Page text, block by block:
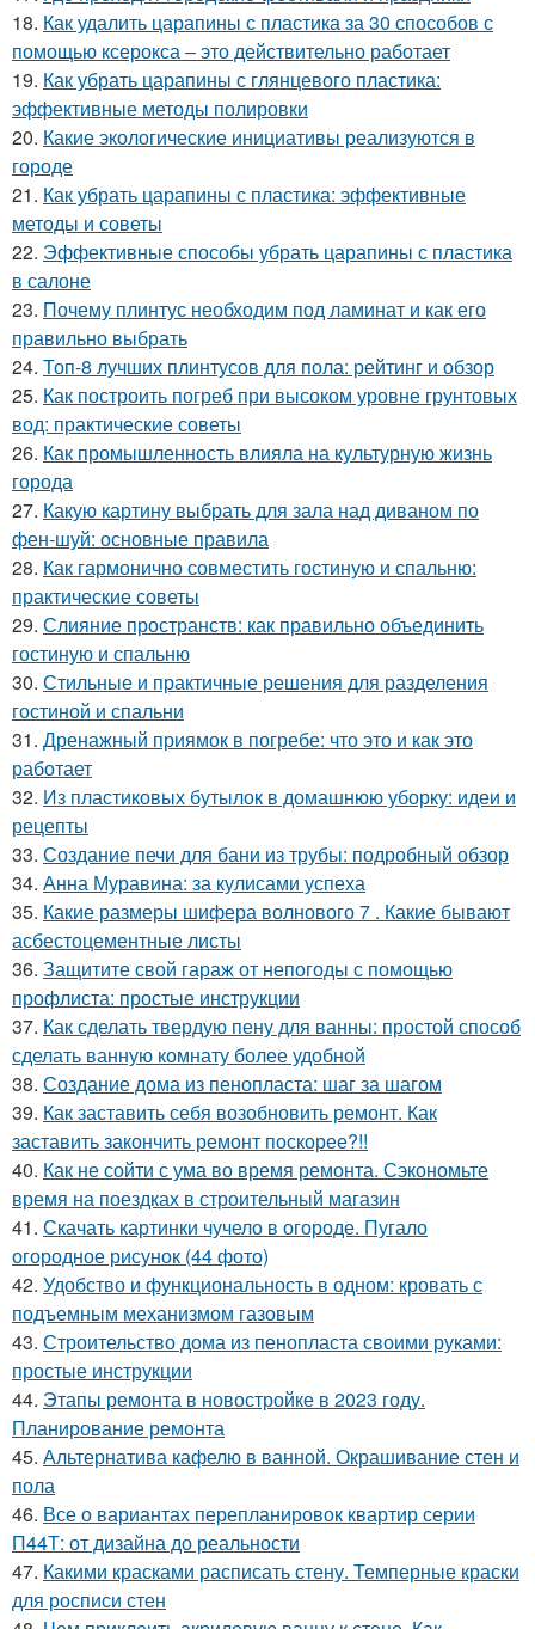
18. Как удалить царапины с пластика за 30 способов с
помощью ксерокса – это действительно работает
19. Как убрать царапины с глянцевого пластика:
эффективные методы полировки
20. Какие экологические инициативы реализуются в
городе
21. Как убрать царапины с пластика: эффективные
методы и советы
22. Эффективные способы убрать царапины с пластика
в салоне
23. Почему плинтус необходим под ламинат и как его
правильно выбрать
24. Топ-8 лучших плинтусов для пола: рейтинг и обзор
25. Как построить погреб при высоком уровне грунтовых
вод: практические советы
26. Как промышленность влияла на культурную жизнь
города
27. Какую картину выбрать для зала над диваном по
фен-шуй: основные правила
28. Как гармонично совместить гостиную и спальню:
практические советы
29. Слияние пространств: как правильно объединить
гостиную и спальню
30. Стильные и практичные решения для разделения
гостиной и спальни
31. Дренажный приямок в погребе: что это и как это
работает
32. Из пластиковых бутылок в домашнюю уборку: идеи и
рецепты
33. Создание печи для бани из трубы: подробный обзор
34. Анна Муравина: за кулисами успеха
35. Какие размеры шифера волнового 7 . Какие бывают
асбестоцементные листы
36. Защитите свой гараж от непогоды с помощью
профлиста: простые инструкции
37. Как сделать твердую пену для ванны: простой способ
сделать ванную комнату более удобной
38. Создание дома из пенопласта: шаг за шагом
39. Как заставить себя возобновить ремонт. Как
заставить закончить ремонт поскорее?!!
40. Как не сойти с ума во время ремонта. Сэкономьте
время на поездках в строительный магазин
41. Скачать картинки чучело в огороде. Пугало
огородное рисунок (44 фото)
42. Удобство и функциональность в одном: кровать с
подъемным механизмом газовым
43. Строительство дома из пенопласта своими руками:
простые инструкции
44. Этапы ремонта в новостройке в 2023 году.
Планирование ремонта
45. Альтернатива кафелю в ванной. Окрашивание стен и
пола
46. Все о вариантах перепланировок квартир серии
П44Т: от дизайна до реальности
47. Какими красками расписать стену. Темперные краски
для росписи стен